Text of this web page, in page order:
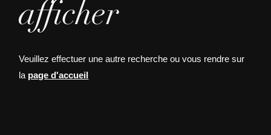
afficher
Veuillez effectuer une autre recherche ou vous rendre sur
la page d'accueil